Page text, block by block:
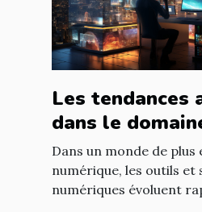
Les tendances
dans le
et services
Dans un monde de plus
numérique, les outils et
numériques évoluent